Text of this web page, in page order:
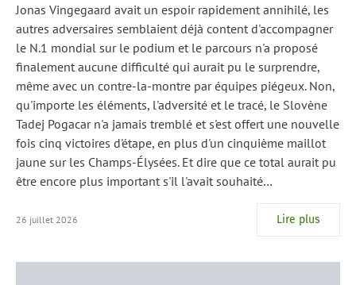
Jonas Vingegaard avait un espoir rapidement annihilé, les
autres adversaires semblaient déjà content d'accompagner
le N.1 mondial sur le podium et le parcours n'a proposé
finalement aucune difficulté qui aurait pu le surprendre,
même avec un contre-la-montre par équipes piégeux. Non,
qu'importe les éléments, l'adversité et le tracé, le Slovène
Tadej Pogacar n'a jamais tremblé et s'est offert une nouvelle
fois cinq victoires d'étape, en plus d'un cinquième maillot
jaune sur les Champs-Élysées. Et dire que ce total aurait pu
être encore plus important s'il l'avait souhaité…
26 juillet 2026 Lire plus